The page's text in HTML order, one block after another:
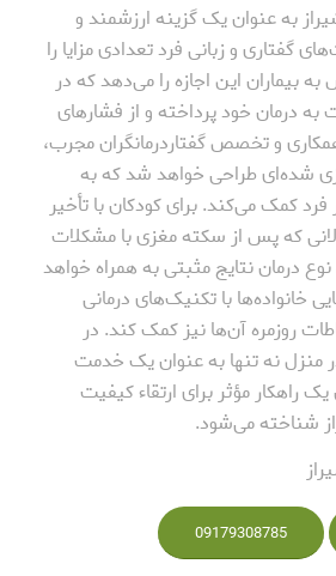
به عنوان یک گزینه ارزشمند و
گفتاری و زبانی فرد تعدادی مزایا را
بیماران این اجازه را می‌دهد که در
درمان خود پرداخته و از فشارهای
و تخصص گفتاردرمانگران مجرب،
شده‌ای طراحی خواهد شد که به
کمک می‌کند. برای کودکان با تأخیر
که پس از سکته مغزی با مشکلات
درمان نتایج مثبتی به همراه خواهد
خانواده‌ها با تکنیک‌های درمانی
روزمره آن‌ها نیز کمک کند. در
منزل نه تنها به عنوان یک خدمت
راهکار مؤثر برای ارتقاء کیفیت
شناخته می‌شود.
09179308785